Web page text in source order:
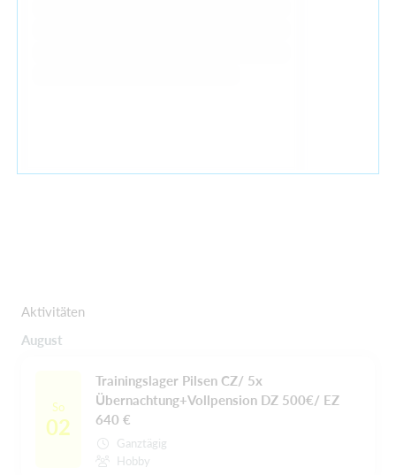
Aktivitäten
August
So
02
Trainingslager Pilsen CZ/ 5x
Übernachtung+Vollpension DZ 500€/ EZ
640 €
Ganztägig
Hobby